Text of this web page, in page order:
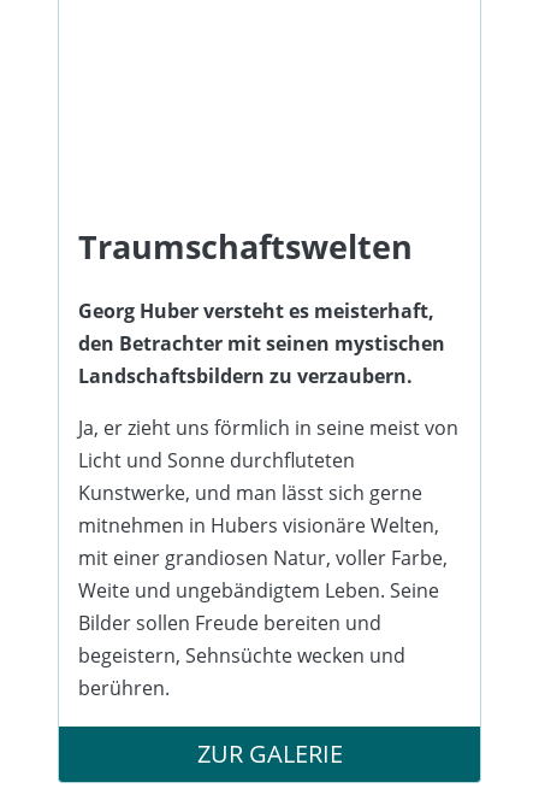
Traumschaftswelten
Georg Huber versteht es meisterhaft,
den Betrachter mit seinen mystischen
Landschaftsbildern zu verzaubern.
Ja, er zieht uns förmlich in seine meist von
Licht und Sonne durchfluteten
Kunstwerke, und man lässt sich gerne
mitnehmen in Hubers visionäre Welten,
mit einer grandiosen Natur, voller Farbe,
Weite und ungebändigtem Leben. Seine
Bilder sollen Freude bereiten und
begeistern, Sehnsüchte wecken und
berühren.
ZUR GALERIE